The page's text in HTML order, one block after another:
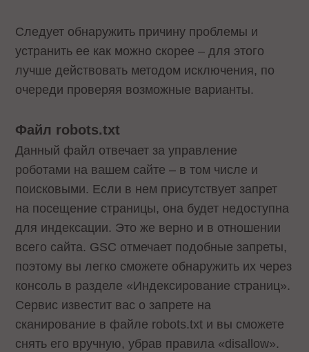
Следует обнаружить причину проблемы и
устранить ее как можно скорее – для этого
лучше действовать методом исключения, по
очереди проверяя возможные варианты.
Файл robots.txt
Данный файл отвечает за управление
роботами на вашем сайте – в том числе и
поисковыми. Если в нем присутствует запрет
на посещение страницы, она будет недоступна
для индексации. Это же верно и в отношении
всего сайта. GSC отмечает подобные запреты,
поэтому вы легко сможете обнаружить их через
консоль в разделе «Индексирование страниц».
Сервис известит вас о запрете на
сканирование в файле robots.txt и вы сможете
снять его вручную, убрав правила «disallow».